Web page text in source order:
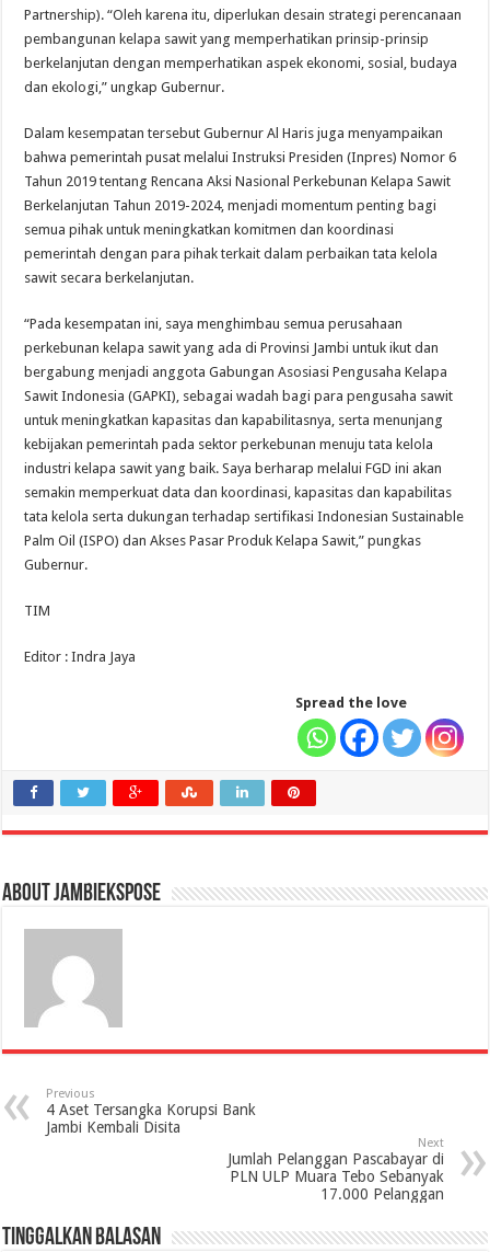
Partnership). “Oleh karena itu, diperlukan desain strategi perencanaan
pembangunan kelapa sawit yang memperhatikan prinsip-prinsip
berkelanjutan dengan memperhatikan aspek ekonomi, sosial, budaya
dan ekologi,” ungkap Gubernur.
Dalam kesempatan tersebut Gubernur Al Haris juga menyampaikan
bahwa pemerintah pusat melalui Instruksi Presiden (Inpres) Nomor 6
Tahun 2019 tentang Rencana Aksi Nasional Perkebunan Kelapa Sawit
Berkelanjutan Tahun 2019-2024, menjadi momentum penting bagi
semua pihak untuk meningkatkan komitmen dan koordinasi
pemerintah dengan para pihak terkait dalam perbaikan tata kelola
sawit secara berkelanjutan.
“Pada kesempatan ini, saya menghimbau semua perusahaan
perkebunan kelapa sawit yang ada di Provinsi Jambi untuk ikut dan
bergabung menjadi anggota Gabungan Asosiasi Pengusaha Kelapa
Sawit Indonesia (GAPKI), sebagai wadah bagi para pengusaha sawit
untuk meningkatkan kapasitas dan kapabilitasnya, serta menunjang
kebijakan pemerintah pada sektor perkebunan menuju tata kelola
industri kelapa sawit yang baik. Saya berharap melalui FGD ini akan
semakin memperkuat data dan koordinasi, kapasitas dan kapabilitas
tata kelola serta dukungan terhadap sertifikasi Indonesian Sustainable
Palm Oil (ISPO) dan Akses Pasar Produk Kelapa Sawit,” pungkas
Gubernur.
TIM
Editor : Indra Jaya
Spread the love
About jambiekspose
Previous
4 Aset Tersangka Korupsi Bank
Jambi Kembali Disita
Next
Jumlah Pelanggan Pascabayar di
PLN ULP Muara Tebo Sebanyak
17.000 Pelanggan
Tinggalkan Balasan